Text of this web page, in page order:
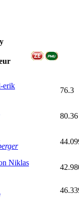
erik
76.3
80.36
Niklas